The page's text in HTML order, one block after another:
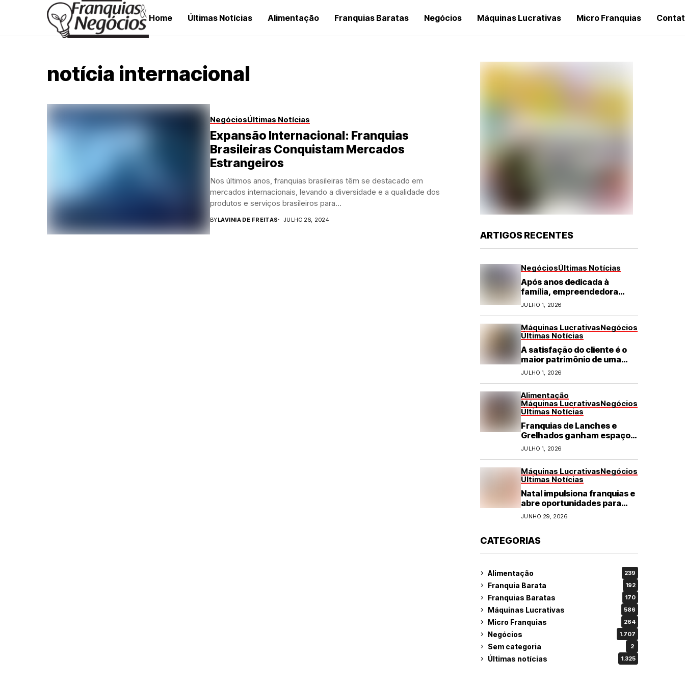
Home Últimas Notícias Alimentação Franquias Baratas Negócios Máquinas Lucrativas Micro Franquias
notícia internacional
NegóciosÚltimas Notícias
Expansão Internacional: Franquias
Brasileiras Conquistam Mercados
Estrangeiros
Nos últimos anos, franquias brasileiras têm se destacado em
mercados internacionais, levando a diversidade e a qualidade dos
produtos e serviços brasileiros para...
BYLAVINIA DE FREITAS JULHO 26, 2024
ARTIGOS RECENTES
NegóciosÚltimas Notícias
Após anos dedicada à
família, empreendedora
transforma franquia de
turismo em negócio de
JULHO 1, 2026
Máquinas LucrativasNegócios
Últimas Notícias
A satisfação do cliente é o
maior patrimônio de uma
franquia
JULHO 1, 2026
Alimentação
Máquinas LucrativasNegócios
Últimas Notícias
Franquias de Lanches e
Grelhados ganham espaço
com demanda por refeições
rápidas e de qualidade
JULHO 1, 2026
Máquinas LucrativasNegócios
Últimas Notícias
Natal impulsiona franquias e
abre oportunidades para
diversos segmentos do
JUNHO 29, 2026
CATEGORIAS
Alimentação 239
Franquia Barata 192
Franquias Baratas 170
Máquinas Lucrativas 586
Micro Franquias 264
Negócios 1.707
Sem categoria 2
Últimas notícias 1.325